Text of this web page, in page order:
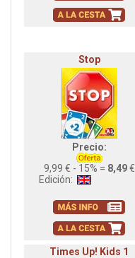
Stop
Precio:
9,99 € - 15% = 8,49€
Edición:
Times Up! Kids 1